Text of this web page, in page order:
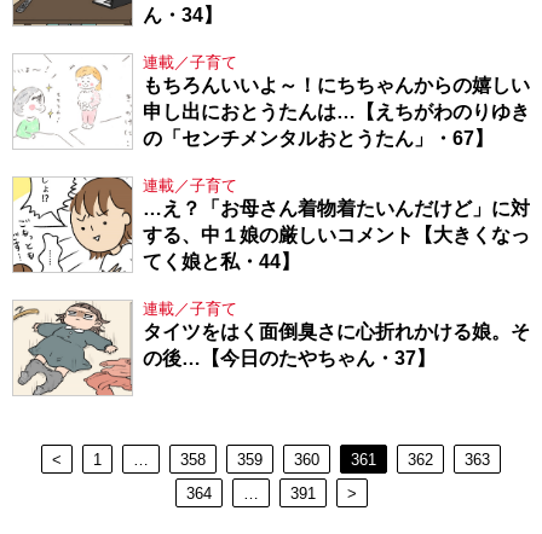
ん・34】
連載／子育て
もちろんいいよ～！にちちゃんからの嬉しい
申し出におとうたんは…【えちがわのりゆき
の「センチメンタルおとうたん」・67】
連載／子育て
…え？「お母さん着物着たいんだけど」に対
する、中１娘の厳しいコメント【大きくなっ
てく娘と私・44】
連載／子育て
タイツをはく面倒臭さに心折れかける娘。そ
の後…【今日のたやちゃん・37】
< 1 … 358 359 360 361 362
363
364
… 391 >